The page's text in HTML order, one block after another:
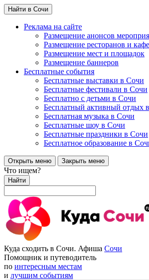
Найти в Сочи
Реклама на сайте
Размещение анонсов
Размещение ресторанов и кафе
Размещение мест и площадок
Размещение баннеров
Бесплатные события
Бесплатные выставки в Сочи
Бесплатные фестивали в Сочи
Бесплатно с детьми в Сочи
Бесплатный активный отдых
Бесплатная музыка в Сочи
Бесплатные шоу в Сочи
Бесплатные праздники в Сочи
Бесплатное образование в
Открыть меню Закрыть меню
Что ищем?
Найти
Куда сходить в Сочи. Афиша Сочи
Помощник и путеводитель
по интересным местам
и лучшим событиям